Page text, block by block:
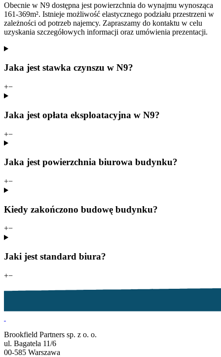
Obecnie w N9 dostępna jest powierzchnia do wynajmu wynosząca
161-369m². Istnieje możliwość elastycznego podziału przestrzeni w
zależności od potrzeb najemcy. Zapraszamy do kontaktu w celu
uzyskania szczegółowych informacji oraz umówienia prezentacji.
Jaka jest stawka czynszu w N9?
+−
Jaka jest opłata eksploatacyjna w N9?
+−
Jaka jest powierzchnia biurowa budynku?
+−
Kiedy zakończono budowę budynku?
+−
Jaki jest standard biura?
+−
Brookfield Partners sp. z o. o.
ul. Bagatela 11/6
00-585 Warszawa